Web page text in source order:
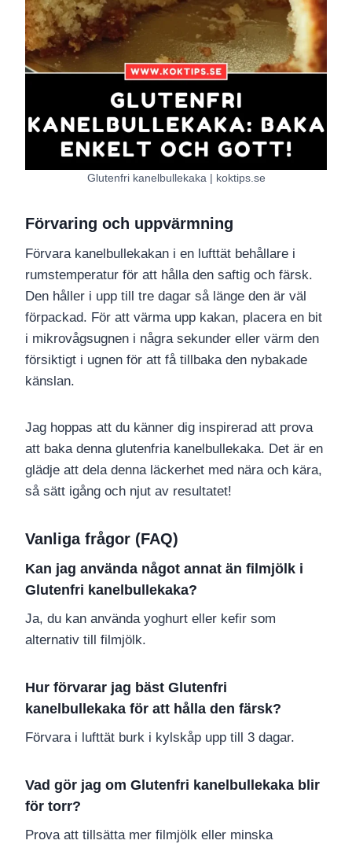
Glutenfri kanelbullekaka | koktips.se
Förvaring och uppvärmning
Förvara kanelbullekakan i en lufttät behållare i
rumstemperatur för att hålla den saftig och färsk.
Den håller i upp till tre dagar så länge den är väl
förpackad. För att värma upp kakan, placera en bit
i mikrovågsugnen i några sekunder eller värm den
försiktigt i ugnen för att få tillbaka den nybakade
känslan.
Jag hoppas att du känner dig inspirerad att prova
att baka denna glutenfria kanelbullekaka. Det är en
glädje att dela denna läckerhet med nära och kära,
så sätt igång och njut av resultatet!
Vanliga frågor (FAQ)
Kan jag använda något annat än filmjölk i
Glutenfri kanelbullekaka?
Ja, du kan använda yoghurt eller kefir som
alternativ till filmjölk.
Hur förvarar jag bäst Glutenfri
kanelbullekaka för att hålla den färsk?
Förvara i lufttät burk i kylskåp upp till 3 dagar.
Vad gör jag om Glutenfri kanelbullekaka blir
för torr?
Prova att tillsätta mer filmjölk eller minska